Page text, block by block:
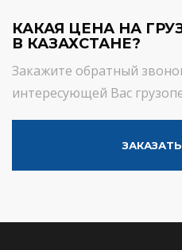
КАКАЯ ЦЕНА НА
В КАЗАХСТАНЕ?
Закажите обратный
интересующей Вас